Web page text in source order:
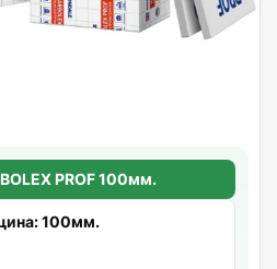
PROF 100мм.
100мм.